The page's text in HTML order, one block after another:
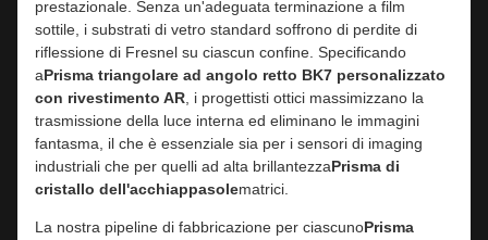
prestazionale. Senza un'adeguata terminazione a film
sottile, i substrati di vetro standard soffrono di perdite di
riflessione di Fresnel su ciascun confine. Specificando
aPrisma triangolare ad angolo retto BK7 personalizzato
con rivestimento AR , i progettisti ottici massimizzano la
trasmissione della luce interna ed eliminano le immagini
fantasma, il che è essenziale sia per i sensori di imaging
industriali che per quelli ad alta brillantezzaPrisma di
cristallo dell'acchiappasolematrici.
La nostra pipeline di fabbricazione per ciascunoPrisma